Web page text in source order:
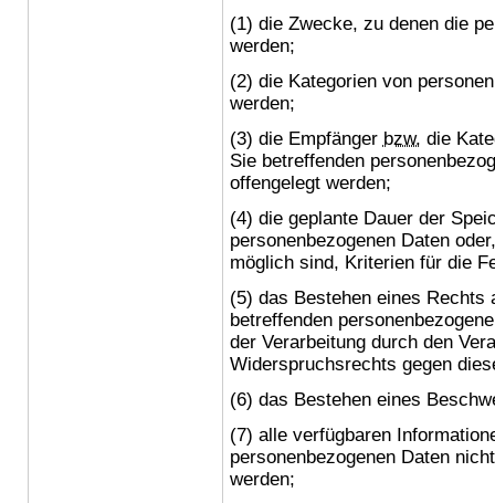
(1) die Zwecke, zu denen die
werden;
(2) die Kategorien von
werden;
(3) die Empfänger bzw. die
Sie betreffenden
offengelegt werden;
(4) die geplante Dauer der
personenbezogenen Daten
möglich sind, Kriterien für die
(5) das Bestehen eines Rechts
betreffenden
der Verarbeitung durch den
Widerspruchsrechts gegen
(6) das Bestehen eines
(7) alle verfügbaren
personenbezogenen Daten
werden;